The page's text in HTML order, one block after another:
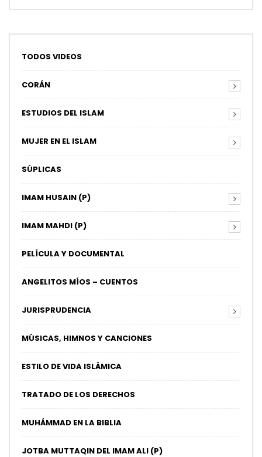
TODOS VIDEOS
CORÁN
ESTUDIOS DEL ISLAM
MUJER EN EL ISLAM
SÚPLICAS
IMAM HUSAIN (P)
IMAM MAHDI (P)
PELÍCULA Y DOCUMENTAL
ANGELITOS MÍOS – CUENTOS
JURISPRUDENCIA
MÚSICAS, HIMNOS Y CANCIONES
ESTILO DE VIDA ISLÁMICA
TRATADO DE LOS DERECHOS
MUHÁMMAD EN LA BIBLIA
JOTBA MUTTAQIN DEL IMAM ALI (P)